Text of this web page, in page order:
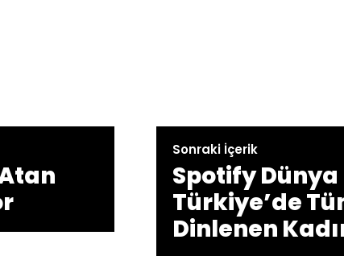
Sonraki İçerik
Spotify Dünya
Türkiye’de
Dinlenen